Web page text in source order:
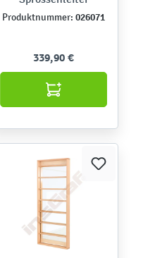
Produktnummer: 026071
339,90 €